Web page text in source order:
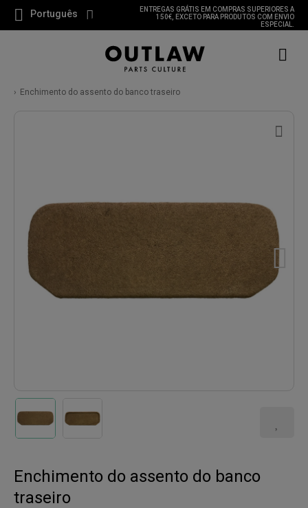
Português
ENTREGAS GRÁTIS EM COMPRAS SUPERIORES A
150€, EXCETO PARA PRODUTOS COM ENVIO
ESPECIAL.
Enchimento do assento do banco traseiro
Enchimento do assento do banco
traseiro